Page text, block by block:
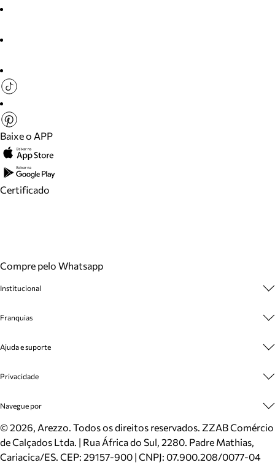
Baixe o APP
Certificado
Compre pelo Whatsapp
Institucional
Cashback
Venda Corporativa
Mapa do Site
Inverno
Mundo Arezzo
Franquias
Plano de Negócio
Ajuda e suporte
Cadastro
Meus Pedidos
Trocas e Devoluções
Cartão Presente
Localizador de lojas
Privacidade
Politica e Privacidade
Navegue por
Sapatos
Bolsas
Scarpins
©2026, Arezzo. Todos os direitos reservados. ZZAB Comércio
de Calçados Ltda. | Rua África do Sul, 2280. Padre Mathias,
Cariacica/ES. CEP: 29157-900 | CNPJ: 07.900.208/0077-04